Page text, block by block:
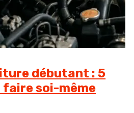
débutant : 5
soi-même